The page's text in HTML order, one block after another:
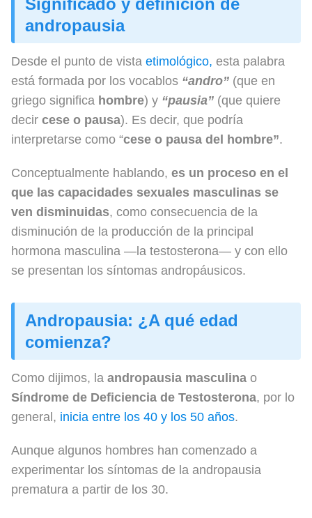
Significado y definición de
andropausia
Desde el punto de vista etimológico, esta palabra
está formada por los vocablos “andro” (que en
griego significa hombre) y “pausia” (que quiere
decir cese o pausa). Es decir, que podría
interpretarse como “cese o pausa del hombre”.
Conceptualmente hablando, es un proceso en el
que las capacidades sexuales masculinas se
ven disminuidas, como consecuencia de la
disminución de la producción de la principal
hormona masculina —la testosterona— y con ello
se presentan los síntomas andropáusicos.
Andropausia: ¿A qué edad
comienza?
Como dijimos, la andropausia masculina o
Síndrome de Deficiencia de Testosterona, por lo
general, inicia entre los 40 y los 50 años.
Aunque algunos hombres han comenzado a
experimentar los síntomas de la andropausia
prematura a partir de los 30.